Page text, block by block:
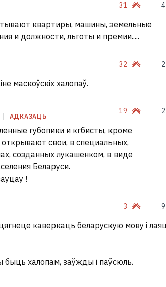
31 4
квартиры, машины, земельные
и должности, льготы и премии.....
32 2
маскоўскіх халопаў.
АДКАЗАЦЬ
19 2
губопики и кгбисты, кроме
свои, в специальных,
созданных лукашенком, в виде
Беларуси.
!
3 9
каверкаць беларускую мову і
халопам, заўжды і паўсюль.